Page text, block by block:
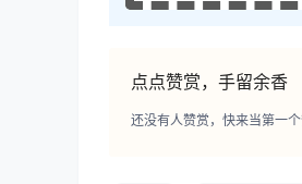
点点赞赏，手留余香
还没有人赞赏，快来当第一个